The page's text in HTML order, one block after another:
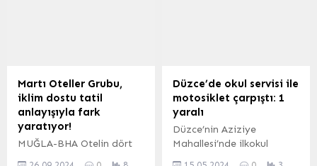
şampiyonu olmayı
başardı. Özgür Tarım
Ürünleri Sanayi ve Ticaret
A.Ş., 2022 yılına göre
ihracatını yüzde 23’lük...
Martı Oteller Grubu,
iklim dostu tatil
anlayışıyla fark
yaratıyor!
MUĞLA-BHA Otelin dört
Düzce’de okul servisi ile
motosiklet çarpıştı: 1
yaralı
Düzce’nin Aziziye
Mahallesi’nde ilkokul